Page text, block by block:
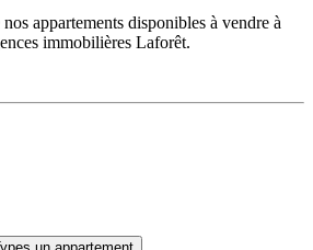
appartements disponibles à vendre à
immobilières Laforêt.